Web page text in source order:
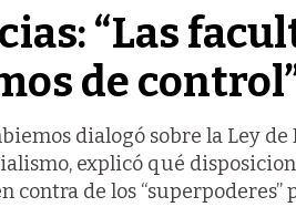
“Las
de
dialogó sobre la Ley
explicó qué
de los “superpoderes”